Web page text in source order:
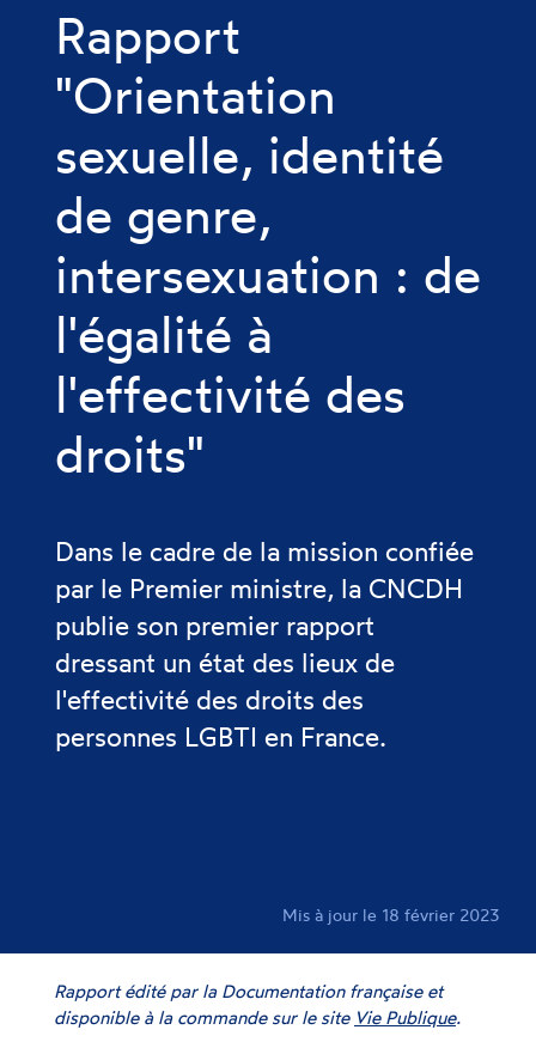
Rapport
"Orientation
sexuelle, identité
de genre,
intersexuation : de
l'égalité à
l'effectivité des
droits"
Dans le cadre de la mission confiée
par le Premier ministre, la CNCDH
publie son premier rapport
dressant un état des lieux de
l'effectivité des droits des
personnes LGBTI en France.
Mis à jour le 18 février 2023
Rapport édité par la Documentation française et
disponible à la commande sur le site Vie Publique.